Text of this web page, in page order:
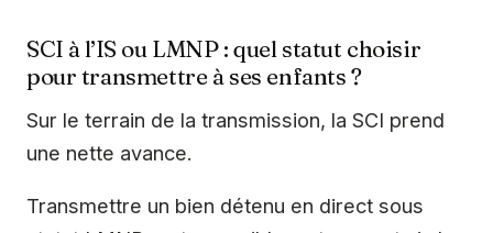
SCI à l’IS ou LMNP : quel statut choisir
pour transmettre à ses enfants ?
Sur le terrain de la transmission, la SCI prend
une nette avance.
Transmettre un bien détenu en direct sous